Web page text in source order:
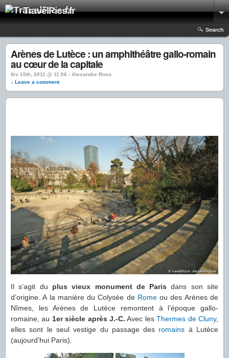
TravelPics.fr
Search
Arènes de Lutèce : un amphithéâtre gallo-romain
au cœur de la capitale
fév 15th, 2011 @ 11:56 › Alexandre Rosa
↓ Leave a comment
Il s’agit du plus vieux monument de Paris dans son site
d’origine. A la manière du Colysée de Romeou des Arènes de
Nîmes, les Arènes de Lutèce remontent à l’époque gallo-
romaine, au 1er siècle après J.-C. Avec lesThermes de Cluny,
elles sont le seul vestige du passage des romains à Lutèce
(aujourd’hui Paris).